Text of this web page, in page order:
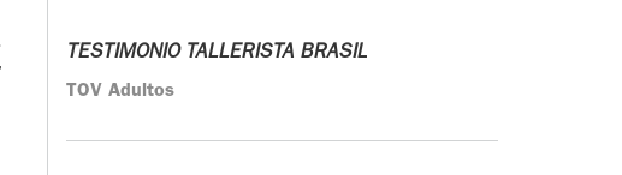
TESTIMONIO TALLERISTA BRASIL
TOV Adultos